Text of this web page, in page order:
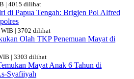
| 4015 dilihat
di Papua Tengah: Brigjen Pol Alfred
WIB | 3702 dilihat
Olah TKP Penemuan Mayat di
| 3303 dilihat
Mayat Anak 6 Tahun di
Syafiiyah